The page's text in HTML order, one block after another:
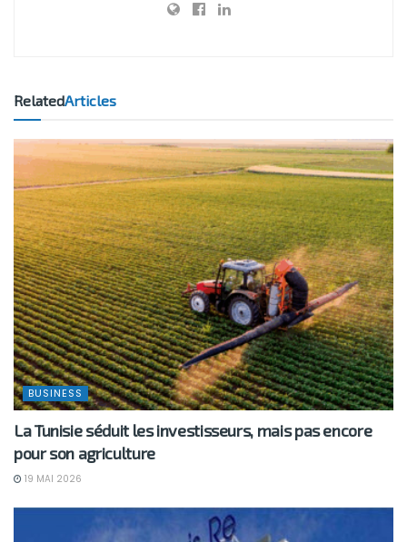
RelatedArticles
BUSINESS
La Tunisie séduit les investisseurs, mais pas encore
pour son agriculture
19 MAI 2026